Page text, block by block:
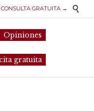
GRATUITA → 
Opiniones
gratuita